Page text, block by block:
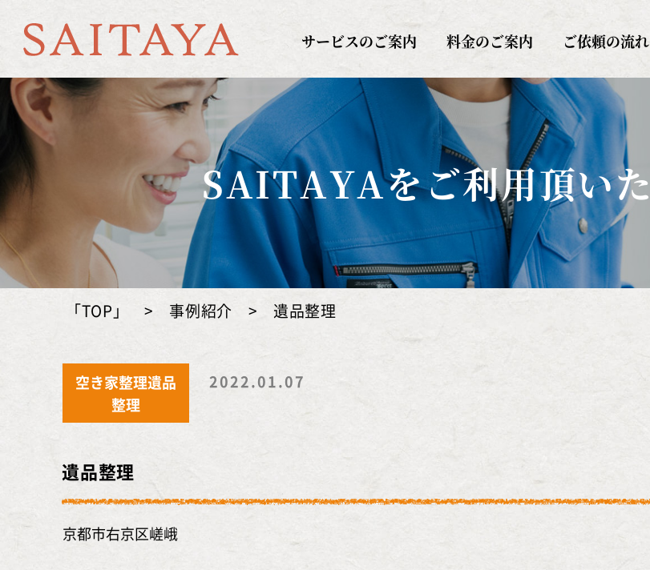
京都の遺品整理のSAITAYA（サイタヤ）
サービスのご案内 料金のご案内 ご依頼の流れ
SAITAYAをご利用頂いた
「TOP」 > 事例紹介 > 遺品整理
空き家整理遺品
整理
2022.01.07
遺品整理
京都市右京区嵯峨